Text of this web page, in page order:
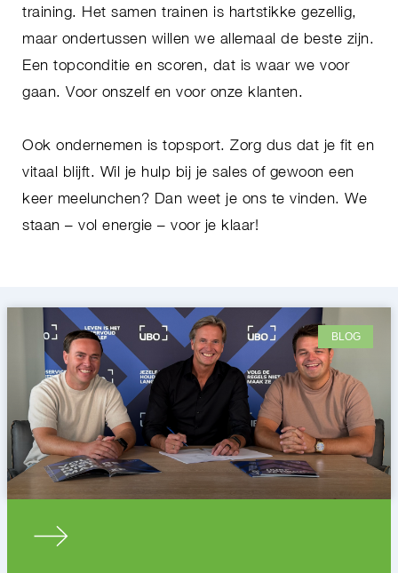
training. Het samen trainen is hartstikke gezellig,
maar ondertussen willen we allemaal de beste zijn.
Een topconditie en scoren, dat is waar we voor
gaan. Voor onszelf en voor onze klanten.
Ook ondernemen is topsport. Zorg dus dat je fit en
vitaal blijft. Wil je hulp bij je sales of gewoon een
keer meelunchen? Dan weet je ons te vinden. We
staan – vol energie – voor je klaar!
BLOG